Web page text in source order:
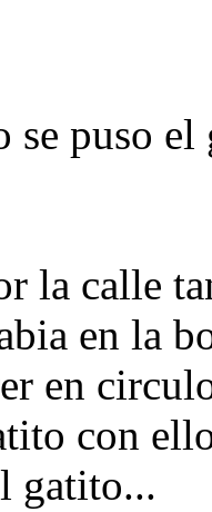
puso
la calle
en la
en
con
gatito...